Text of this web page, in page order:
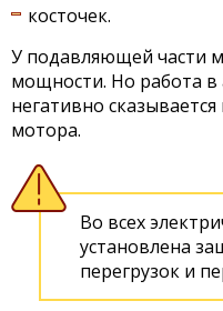
косточек.
У подавляющей части
мощности. Но работа
негативно
мотора.
Во всех
установлена
перегрузок и